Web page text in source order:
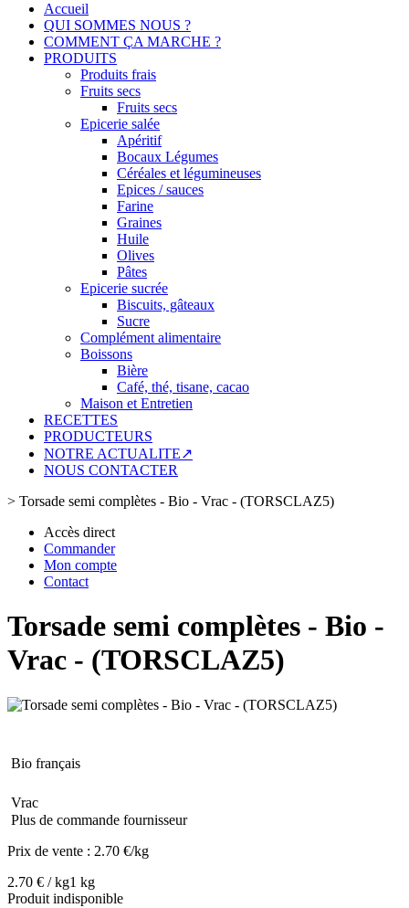
Accueil
QUI SOMMES NOUS ?
COMMENT ÇA MARCHE ?
PRODUITS
Produits frais
Fruits secs
Fruits secs
Epicerie salée
Apéritif
Bocaux Légumes
Céréales et légumineuses
Epices / sauces
Farine
Graines
Huile
Olives
Pâtes
Epicerie sucrée
Biscuits, gâteaux
Sucre
Complément alimentaire
Boissons
Bière
Café, thé, tisane, cacao
Maison et Entretien
RECETTES
PRODUCTEURS
NOTRE ACTUALITE↗
NOUS CONTACTER
> Torsade semi complètes - Bio - Vrac - (TORSCLAZ5)
Accès direct
Commander
Mon compte
Contact
Torsade semi complètes - Bio -
Vrac - (TORSCLAZ5)
Bio français
Vrac
Plus de commande fournisseur
Prix de vente : 2.70 €/kg
2.70 € / kg1 kg
Produit indisponible